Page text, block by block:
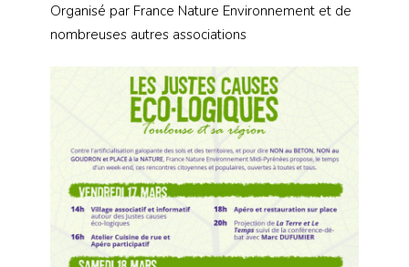
Organisé par France Nature Environnement et de
nombreuses autres associations